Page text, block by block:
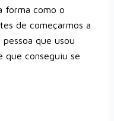
forma como o
de começarmos a
que usou
que conseguiu se